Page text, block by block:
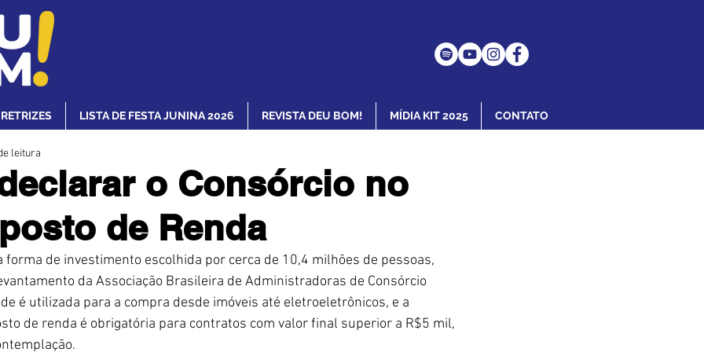
LISTA DE FESTA JUNINA 2026 REVISTA DEU BOM! MÍDIA KIT 2025 CONTATO
o Consórcio no
de Renda
leitura
forma de investimento escolhida por cerca de 10,4 milhões de pessoas,
da Associação Brasileira de Administradoras de Consórcio
é utilizada para a compra desde imóveis até eletroeletrônicos, e a
de renda é obrigatória para contratos com valor final superior a R$5 mil,